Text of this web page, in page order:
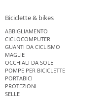
Biciclette & bikes
ABBIGLIAMENTO
CICLOCOMPUTER
GUANTI DA CICLISMO
MAGLIE
OCCHIALI DA SOLE
POMPE PER BICICLETTE
PORTABICI
PROTEZIONI
SELLE